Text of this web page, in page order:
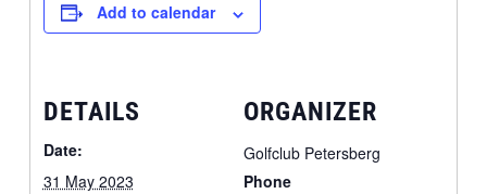
Add to calendar
DETAILS
Date:
31 May 2023
ORGANIZER
Golfclub Petersberg
Phone